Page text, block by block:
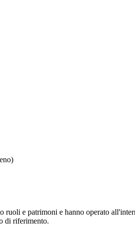
e patrimoni e hanno operato
di riferimento.